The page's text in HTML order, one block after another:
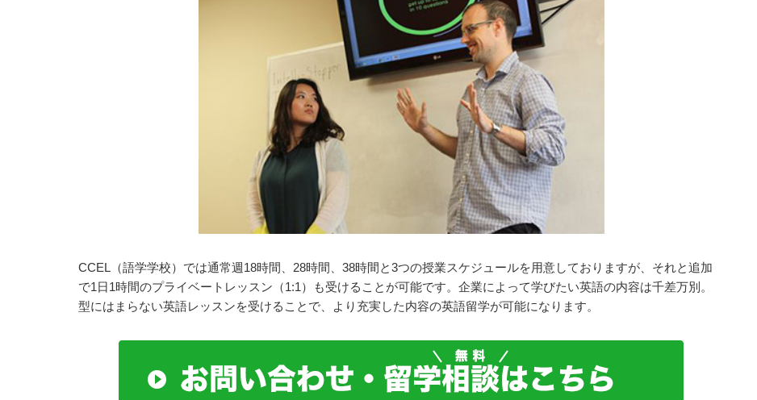
CCEL（語学学校）では通常週18時間、28時間、38時間と3つの授業スケジュールを用意しておりますが、それと追加
で1日1時間のプライベートレッスン（1:1）も受けることが可能です。企業によって学びたい英語の内容は千差万別。
型にはまらない英語レッスンを受けることで、より充実した内容の英語留学が可能になります。